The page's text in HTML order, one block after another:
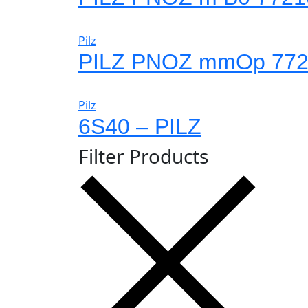
Pilz
PILZ PNOZ mmOp
Pilz
6S40 – PILZ
Filter Products